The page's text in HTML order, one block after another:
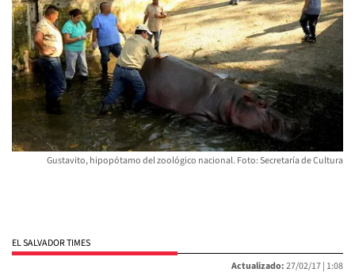
Gustavito, hipopótamo del zoológico nacional. Foto: Secretaría de Cultura
EL SALVADOR TIMES
Actualizado:27/02/17 | 1:08